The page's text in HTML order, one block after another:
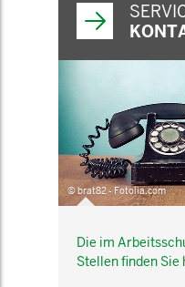
© brat82 - Fotolia.com
Die im
Stellen finden Sie